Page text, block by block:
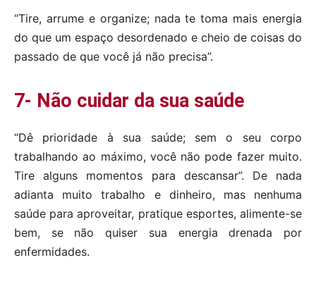
“Tire, arrume e organize; nada te toma mais energia
do que um espaço desordenado e cheio de coisas do
passado de que você já não precisa”.
7- Não cuidar da sua saúde
“Dê prioridade à sua saúde; sem o seu corpo
trabalhando ao máximo, você não pode fazer muito.
Tire alguns momentos para descansar”. De nada
adianta muito trabalho e dinheiro, mas nenhuma
saúde para aproveitar, pratique esportes, alimente-se
bem, se não quiser sua energia drenada por
enfermidades.